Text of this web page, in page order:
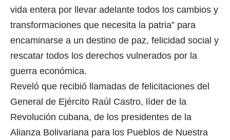
vida entera por llevar adelante todos los cambios y
transformaciones que necesita la patria” para
encaminarse a un destino de paz, felicidad social y
rescatar todos los derechos vulnerados por la
guerra económica.
Reveló que recibió llamadas de felicitaciones del
General de Ejército Raúl Castro, líder de la
Revolución cubana, de los presidentes de la
Alianza Bolivariana para los Pueblos de Nuestra